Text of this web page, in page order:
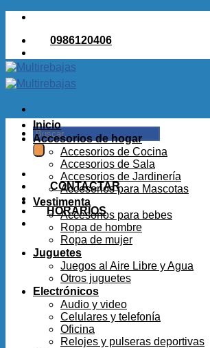
Saltar
contenido0986120406
Buscar
por:
CONTACTAR
HORARIOS
Inicio
Accesorios de hogar
Accesorios de Cocina
Accesorios de Sala
Accesorios de Jardinería
Accesorios para Mascotas
Vestimenta
Accesorios para bebes
Ropa de hombre
Ropa de mujer
Juguetes
Juegos al Aire Libre y Agua
Otros juguetes
Electrónicos
Audio y video
Celulares y telefonía
Oficina
Relojes y pulseras deportivas